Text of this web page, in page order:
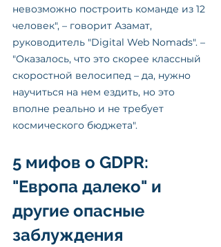
невозможно построить команде из 12
человек", – говорит Азамат,
руководитель "Digital Web Nomads". –
"Оказалось, что это скорее классный
скоростной велосипед – да, нужно
научиться на нем ездить, но это
вполне реально и не требует
космического бюджета".
5 мифов о GDPR:
"Европа далеко" и
другие опасные
заблуждения